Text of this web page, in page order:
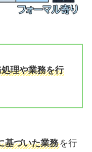
理や業務を行
基づいた業務を行